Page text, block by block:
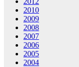
2010
2009
2008
2007
2006
2005
2004